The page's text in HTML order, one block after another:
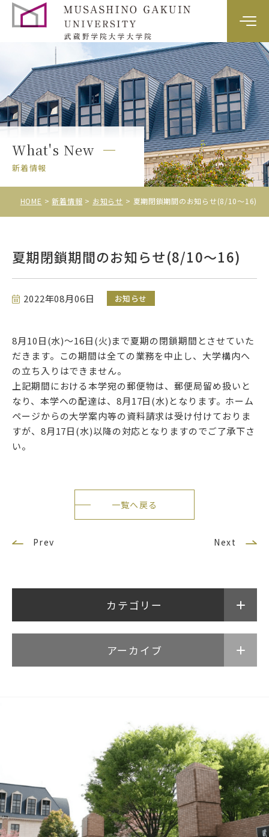
大学院案内
カリキュラム
教員紹介
入試情報
資料請求・お問い合わせ
アクセス サイトマップ
情報公開
サイトポリシー プライバシーポリシー
公式SNSアカウント
武蔵野学院大学
武蔵野短期大学
武蔵野中学校 高等学校
武蔵野短期大学
附属幼稚園・保育園
What's New
新着情報
HOME 新着情報 お知らせ 夏期閉鎖期間のお知らせ(8/10～16)
夏期閉鎖期間のお知らせ(8/10～16)
2022年08月06日 お知らせ
8月10日(水)～16日(火)まで夏期の閉鎖期間とさせていた
だきます。この期間は全ての業務を中止し、大学構内へ
の立ち入りはできません。
上記期間における本学宛の郵便物は、郵便局留め扱いと
なり、本学への配達は、8月17日(水)となります。ホーム
ページからの大学案内等の資料請求は受け付けておりま
すが、8月17日(水)以降の対応となりますのでご了承下さ
い。
Prev
一覧へ戻る
Next
カテゴリー
アーカイブ